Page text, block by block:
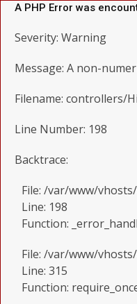
A PHP Error was
Severity: Warning
Message: A non-
Filename: controllers/
Line Number: 198
Backtrace:
File: /var/www/
Line: 198
Function:
File: /var/www/
Line: 315
Function: